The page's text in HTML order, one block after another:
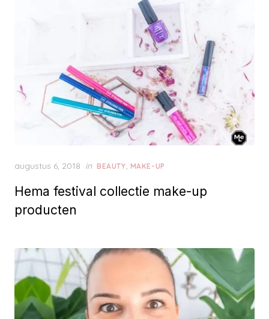
P
s
e
augustus 6, 2018 in BEAUTY, MAKE-UP
Hema festival collectie make-up
producten